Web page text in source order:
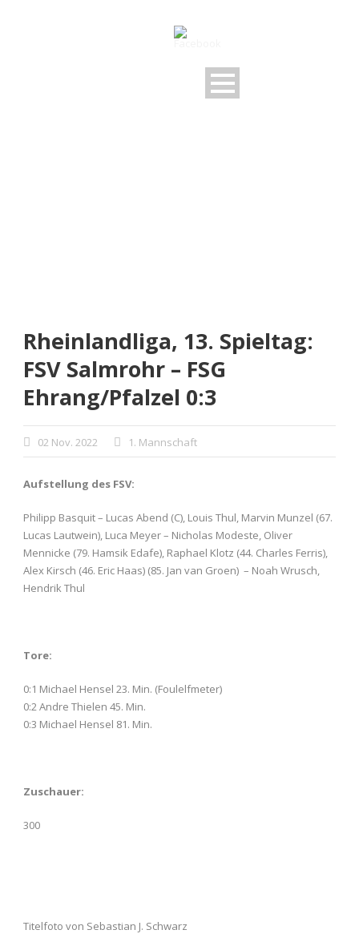
Rheinlandliga, 13. Spieltag:
FSV Salmrohr – FSG
Ehrang/Pfalzel 0:3
02 Nov. 2022 1. Mannschaft
Aufstellung des FSV:
Philipp Basquit – Lucas Abend (C), Louis Thul, Marvin Munzel (67.
Lucas Lautwein), Luca Meyer – Nicholas Modeste, Oliver
Mennicke (79. Hamsik Edafe), Raphael Klotz (44. Charles Ferris),
Alex Kirsch (46. Eric Haas) (85. Jan van Groen) – Noah Wrusch,
Hendrik Thul
Tore:
0:1 Michael Hensel 23. Min. (Foulelfmeter)
0:2 Andre Thielen 45. Min.
0:3 Michael Hensel 81. Min.
Zuschauer:
300
Titelfoto von Sebastian J. Schwarz